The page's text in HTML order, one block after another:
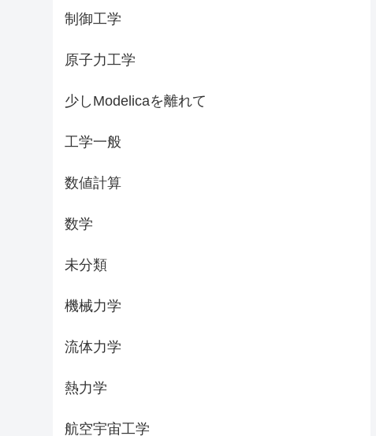
制御工学
原子力工学
少しModelicaを離れて
工学一般
数値計算
数学
未分類
機械力学
流体力学
熱力学
航空宇宙工学